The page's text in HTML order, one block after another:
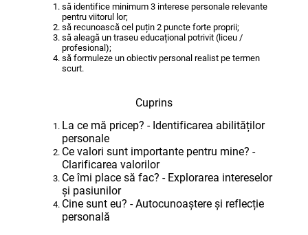
să identifice minimum 3 interese personale relevante
pentru viitorul lor;
să recunoască cel puțin 2 puncte forte proprii;
să aleagă un traseu educațional potrivit (liceu /
profesional);
să formuleze un obiectiv personal realist pe termen
scurt.
Cuprins
La ce mă pricep? - Identificarea abilităților
personale
Ce valori sunt importante pentru mine? -
Clarificarea valorilor
Ce îmi place să fac? - Explorarea intereselor
și pasiunilor
Cine sunt eu? - Autocunoaștere și reflecție
personală